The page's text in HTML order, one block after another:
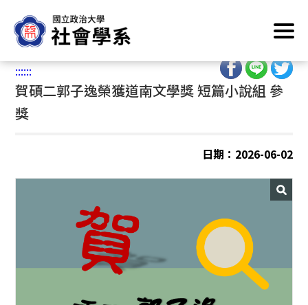
到
主
要
內
容
區
首頁 /學術榮譽
::::::
賀碩二郭子逸榮獲道南文學獎 短篇小說組 參
獎
日期：2026-06-02